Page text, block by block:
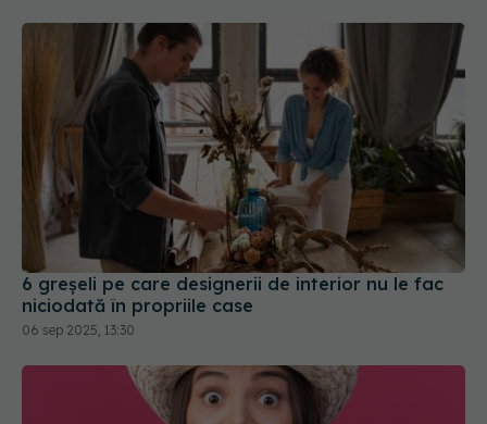
6 greșeli pe care designerii de interior nu le fac
niciodată în propriile case
06 sep 2025, 13:30